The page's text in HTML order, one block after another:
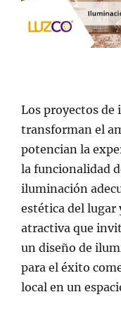
Los proyectos de
transforman el
potencian la
la funcionalidad
iluminación
estética del
atractiva que
un diseño de
para el éxito
local en un